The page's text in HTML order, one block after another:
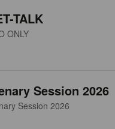
TALK
ONLY
Session 2026
Session 2026